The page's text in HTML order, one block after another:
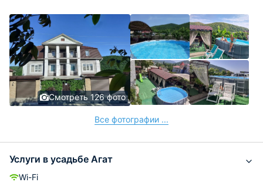
Смотреть 126 фото
Все фотографии ...
Услуги в усадьбе Агат
Wi-Fi